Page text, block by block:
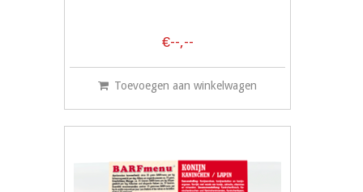
€--,--
Toevoegen aan winkelwagen